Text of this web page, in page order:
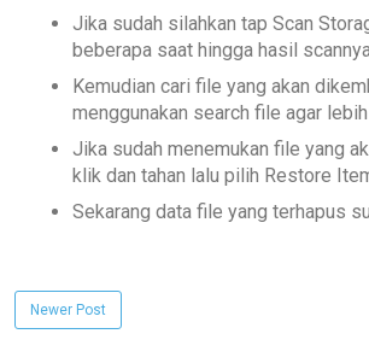
Jika sudah silahkan tap Scan
beberapa saat hingga hasil
Kemudian cari file yang akan
menggunakan search file agar
Jika sudah menemukan file yang
klik dan tahan lalu pilih Restore
Sekarang data file yang terhapus
Newer Post